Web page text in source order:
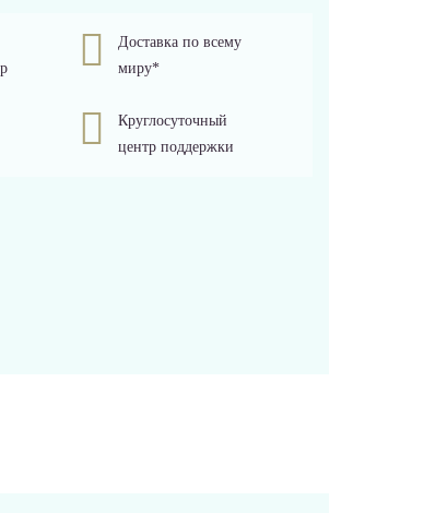
Доставка по всему
миру*
Круглосуточный
центр поддержки